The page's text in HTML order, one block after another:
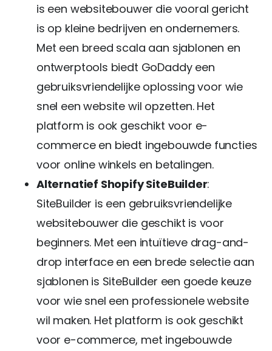
is een websitebouwer die vooral gericht
is op kleine bedrijven en ondernemers.
Met een breed scala aan sjablonen en
ontwerptools biedt GoDaddy een
gebruiksvriendelijke oplossing voor wie
snel een website wil opzetten. Het
platform is ook geschikt voor e-
commerce en biedt ingebouwde functies
voor online winkels en betalingen.
Alternatief Shopify SiteBuilder:
SiteBuilder is een gebruiksvriendelijke
websitebouwer die geschikt is voor
beginners. Met een intuïtieve drag-and-
drop interface en een brede selectie aan
sjablonen is SiteBuilder een goede keuze
voor wie snel een professionele website
wil maken. Het platform is ook geschikt
voor e-commerce, met ingebouwde